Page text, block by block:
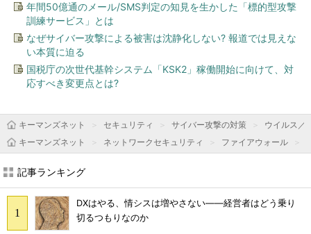
年間50億通のメール/SMS判定の知見を生かした「標的型攻撃
訓練サービス」とは
なぜサイバー攻撃による被害は沈静化しない? 報道では見えな
い本質に迫る
国税庁の次世代基幹システム「KSK2」稼働開始に向けて、対
応すべき変更点とは?
キーマンズネット セキュリティ サイバー攻撃の対策
ウイルス／
キーマンズネット
ネットワークセキュリティ ファイアウォール
記事ランキング
DXはやる、情シスは増やさない――経営者はどう乗り
切るつもりなのか